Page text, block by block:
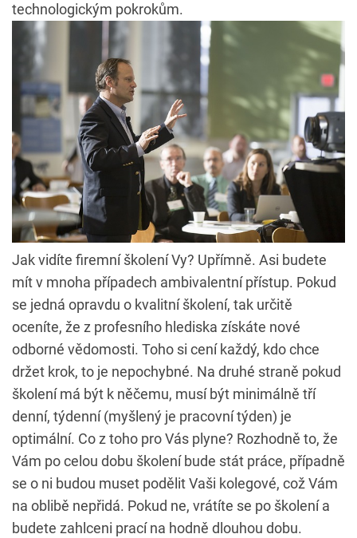
technologickým pokrokům.
Jak vidíte firemní školení Vy? Upřímně. Asi budete
mít v mnoha případech ambivalentní přístup. Pokud
se jedná opravdu o kvalitní školení, tak určitě
oceníte, že z profesního hlediska získáte nové
odborné vědomosti. Toho si cení každý, kdo chce
držet krok, to je nepochybné. Na druhé straně pokud
školení má být k něčemu, musí být minimálně tří
denní, týdenní (myšlený je pracovní týden) je
optimální. Co z toho pro Vás plyne? Rozhodně to, že
Vám po celou dobu školení bude stát práce, případně
se o ni budou muset podělit Vaši kolegové, což Vám
na oblibě nepřidá. Pokud ne, vrátíte se po školení a
budete zahlceni prací na hodně dlouhou dobu.